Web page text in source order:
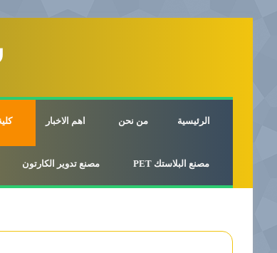
الرئيسية من نحن اهم الاخبار
مصنع البلاستك PET مصنع تدوير الكارتون